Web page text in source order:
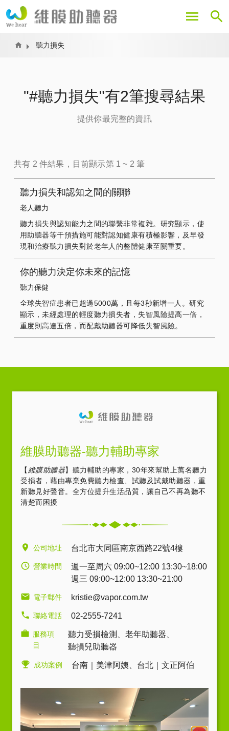
至
Home 聽力損失
"#聽力損失"有2筆搜尋結果
提供你最完整的資訊
共有 2 件結果，目前顯示第 1 ~ 2 筆
聽力損失和認知之間的關聯
老人聽力
聽力損失與認知能力之間的聯繫非常複雜。研究顯示，使
用助聽器等干預措施可能對認知健康有積極影響，及早發
現和治療聽力損失對於老年人的整體健康至關重要。
你的聽力決定你未來的記憶
聽力保健
全球失智症患者已超過5000萬，且每3秒新增一人。研究
顯示，未經處理的輕度聽力損失者，失智風險提高一倍，
重度則高達五倍，而配戴助聽器可降低失智風險。
維膜助聽器-聽力輔助專家
【 維膜助聽器】聽力輔助的專家，30年來幫助上萬名聽力
受損者，藉由專業免費聽力檢查、試聽及試戴助聽器，重
新聽見好聲音。全方位提升生活品質，讓自己不再為聽不
清楚而困擾
公司地址 台北市大同區南京西路22號4樓
營業時間
週一至周六 09:00~12:00 13:30~18:00
週三 09:00~12:00 13:30~21:00
電子郵件 kristie@vapor.com.tw
聯絡電話 02-2555-7241
服務項
目
聽力受損檢測 老年助聽器
聽損兒助聽器
成功案例 台南｜美津阿姨 台北｜文正阿伯